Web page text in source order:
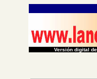
Versión digital